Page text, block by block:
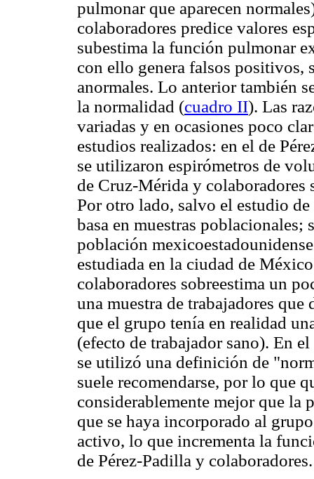
pulmonar que aparecen
colaboradores predice valores
subestima la función pulmonar
con ello genera falsos positivos,
anormales. Lo anterior también
la normalidad (cuadro II). Las
variadas y en ocasiones poco
estudios realizados: en el de
se utilizaron espirómetros de
de Cruz-Mérida y colaboradores
Por otro lado, salvo el estudio
basa en muestras poblacionales;
población
estudiada en la ciudad de
colaboradores sobreestima un
una muestra de trabajadores
que el grupo tenía en realidad
(efecto de trabajador sano). En
se utilizó una definición de
suele recomendarse, por lo que
considerablemente mejor que la
que se haya incorporado al
activo, lo que incrementa la
de Pérez-Padilla y colaboradores.